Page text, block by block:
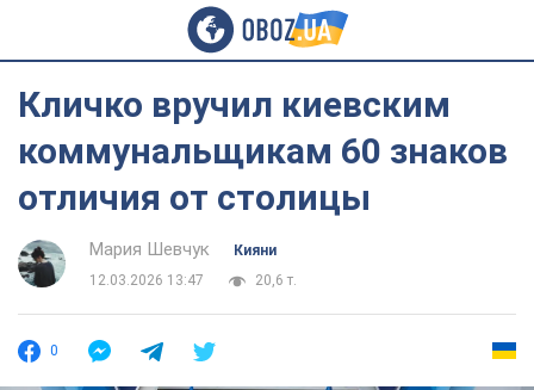
Кличко вручил киевским
коммунальщикам 60 знаков
отличия от столицы
Мария Шевчук
Кияни
12.03.2026 13:47
20,6 т.
0